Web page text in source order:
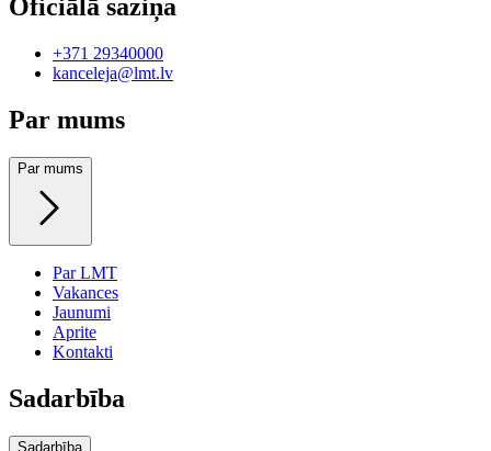
Oficiālā saziņa
+371 29340000
kanceleja@lmt.lv
Par mums
Par mums
Par LMT
Vakances
Jaunumi
Aprite
Kontakti
Sadarbība
Sadarbība